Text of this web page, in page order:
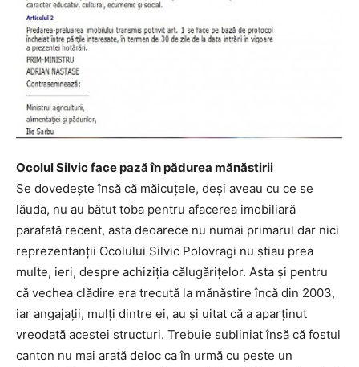
Ocolul Silvic face pază în pădurea mănăstirii
Se dovedeşte însă că măicuţele, deşi aveau cu ce se
lăuda, nu au bătut toba pentru afacerea imobiliară
parafată recent, asta deoarece nu numai primarul dar nici
reprezentanţii Ocolului Silvic Polovragi nu ştiau prea
multe, ieri, despre achiziţia călugăriţelor. Asta şi pentru
că vechea clădire era trecută la mănăstire încă din 2003,
iar angajaţii, mulţi dintre ei, au şi uitat că a aparţinut
vreodată acestei structuri. Trebuie subliniat însă că fostul
canton nu mai arată deloc ca în urmă cu peste un